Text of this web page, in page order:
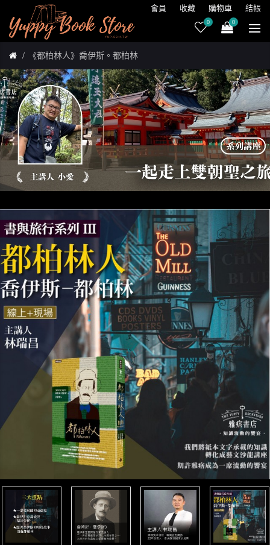
會員 收藏 購物車 結帳
0 0
《都柏林人》喬伊斯。都柏林